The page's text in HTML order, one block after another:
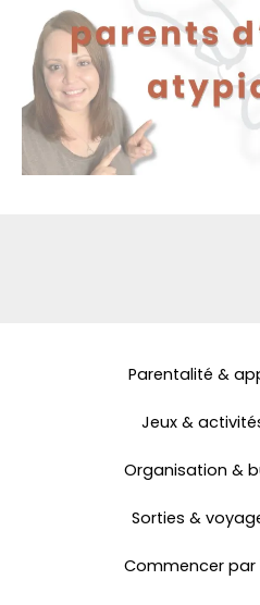
Parentalité &
Jeux &
Organisation &
Sorties &
Commencer par